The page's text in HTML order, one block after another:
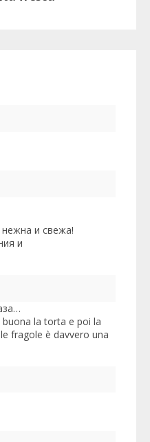
и свежа!
и
la torta e poi la
fragole è davvero una